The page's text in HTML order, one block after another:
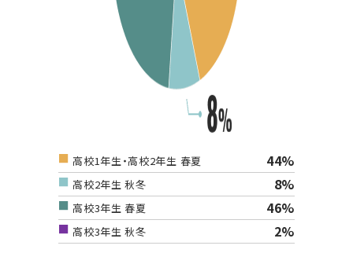
高校1年生・高校2年生 春夏 44%
高校2年生 秋冬 8%
高校3年生 春夏 46%
高校3年生 秋冬 2%